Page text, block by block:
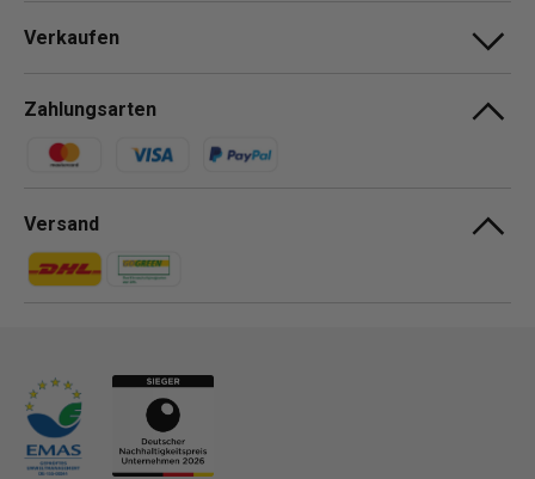
Verkaufen
Zahlungsarten
Zahlungsmethoden
Versand
Zahlungsmethoden
Zahlungsmethoden